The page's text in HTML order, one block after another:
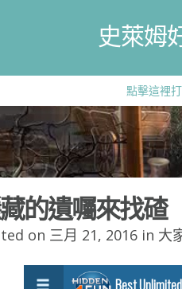
史萊姆
點擊這裡
的遺囑來找碴
on 三月 21, 2016 in 大